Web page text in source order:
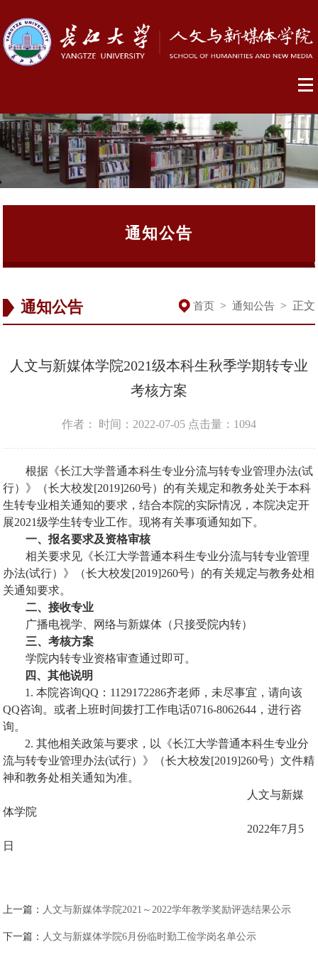
通知公告
通知公告 首页 > 通知公告 > 正文
人文与新媒体学院2021级本科生秋季学期转专业
考核方案
作者： 时间：2022-07-05 点击量： 1094
根据《长江大学普通本科生专业分流与转专业管理办法(试
行）》（长大校发[2019]260号）的有关规定和教务处关于本科
生转专业相关通知的要求，结合本院的实际情况，本院决定开
展2021级学生转专业工作。现将有关事项通知如下。
一、报名要求及资格审核
相关要求见《长江大学普通本科生专业分流与转专业管理
办法(试行）》（长大校发[2019]260号）的有关规定与教务处相
关通知要求。
二、接收专业
广播电视学、网络与新媒体（只接受院内转）
三、考核方案
学院内转专业资格审查通过即可。
四、其他说明
1. 本院咨询QQ：1129172286齐老师，未尽事宜，请向该
QQ咨询。或者上班时间拨打工作电话0716-8062644，进行咨
询。
2. 其他相关政策与要求，以《长江大学普通本科生专业分
流与转专业管理办法(试行）》（长大校发[2019]260号）文件精
神和教务处相关通知为准。
人文与新媒
体学院
2022年7月5
日
上一篇： 人文与新媒体学院2021～2022学年教学奖励评选结果公示
下一篇： 人文与新媒体学院6月份临时勤工俭学岗名单公示